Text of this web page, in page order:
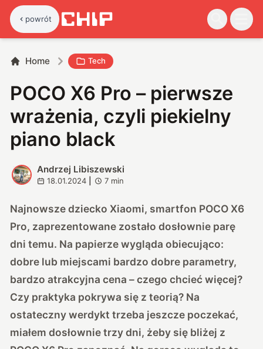
powrót
Home Tech
POCO X6 Pro – pierwsze
wrażenia, czyli piekielny
piano black
A
Andrzej Libiszewski
18.01.2024 7 min
Najnowsze dziecko Xiaomi, smartfon POCO X6
Pro, zaprezentowane zostało dosłownie parę
dni temu. Na papierze wygląda obiecująco:
dobre lub miejscami bardzo dobre parametry,
bardzo atrakcyjna cena – czego chcieć więcej?
Czy praktyka pokrywa się z teorią? Na
ostateczny werdykt trzeba jeszcze poczekać,
miałem dosłownie trzy dni, żeby się bliżej z